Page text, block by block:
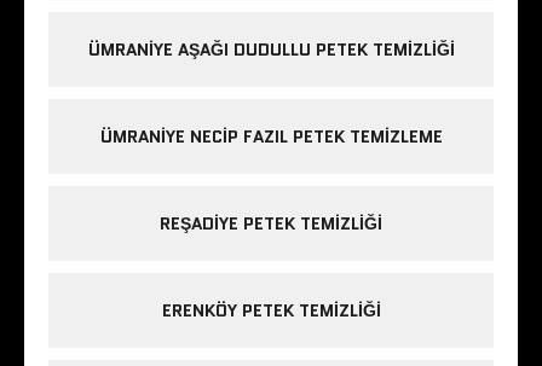
ÜMRANIYE AŞAĞI DUDULLU PETEK TEMIZLIĞI
ÜMRANIYE NECIP FAZIL PETEK TEMIZLEME
REŞADIYE PETEK TEMIZLIĞI
ERENKÖY PETEK TEMIZLIĞI